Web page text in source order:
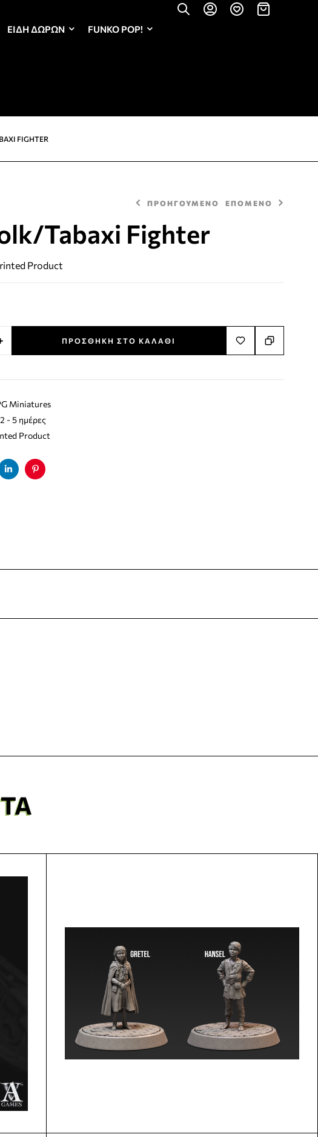
ΕΊΔΗ ΔΏΡΩΝ FUNKO POP!
FIGHTER
ΠΡΟΗΓΟΥΜΕΝΟ ΕΠΟΜΕΝΟ
Tabaxi Fighter
Product
ΠΡΟΣΘΉΚΗ ΣΤΟ ΚΑΛΆΘΙ
Miniatures
- 5 ημέρες
Product
LinkedinPinterest